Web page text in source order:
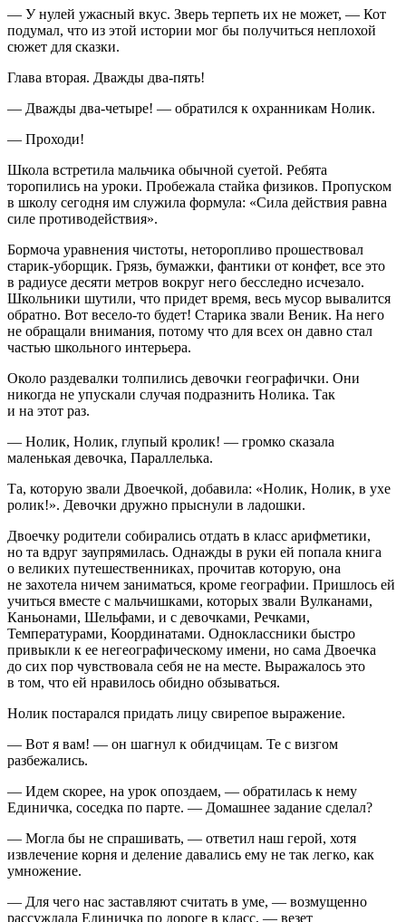
— У нулей ужасный вкус. Зверь терпеть их не может, — Кот
подумал, что из этой истории мог бы получиться неплохой
сюжет для сказки.
Глава вторая. Дважды два-пять!
— Дважды два-четыре! — обратился к охранникам Нолик.
— Проходи!
Школа встретила мальчика обычной суетой. Ребята
торопились на уроки. Пробежала стайка физиков. Пропуском
в школу сегодня им служила формула: «Сила действия равна
силе противодействия».
Бормоча уравнения чистоты, неторопливо прошествовал
старик-уборщик. Грязь, бумажки, фантики от конфет, все это
в радиусе десяти метров вокруг него бесследно исчезало.
Школьники шутили, что придет время, весь мусор вывалится
обратно. Вот весело-то будет! Старика звали Веник. На него
не обращали внимания, потому что для всех он давно стал
частью школьного интерьера.
Около раздевалки толпились девочки географички. Они
никогда не упускали случая подразнить Нолика. Так
и на этот раз.
— Нолик, Нолик, глупый кролик! — громко сказала
маленькая девочка, Параллелька.
Та, которую звали Двоечкой, добавила: «Нолик, Нолик, в ухе
ролик!». Девочки дружно прыснули в ладошки.
Двоечку родители собирались отдать в класс арифметики,
но та вдруг заупрямилась. Однажды в руки ей попала книга
о великих путешественниках, прочитав которую, она
не захотела ничем заниматься, кроме географии. Пришлось ей
учиться вместе с мальчишками, которых звали Вулканами,
Каньонами, Шельфами, и с девочками, Речками,
Температурами, Координатами. Одноклассники быстро
привыкли к ее негеографическому имени, но сама Двоечка
до сих пор чувствовала себя не на месте. Выражалось это
в том, что ей нравилось обидно обзываться.
Нолик постарался придать лицу свирепое выражение.
— Вот я вам! — он шагнул к обидчицам. Те с визгом
разбежались.
— Идем скорее, на урок опоздаем, — обратилась к нему
Единичка, соседка по парте. — Домашнее задание сделал?
— Могла бы не спрашивать, — ответил наш герой, хотя
извлечение корня и деление давались ему не так легко, как
умножение.
— Для чего нас заставляют считать в уме, — возмущенно
рассуждала Единичка по дороге в класс, — везет